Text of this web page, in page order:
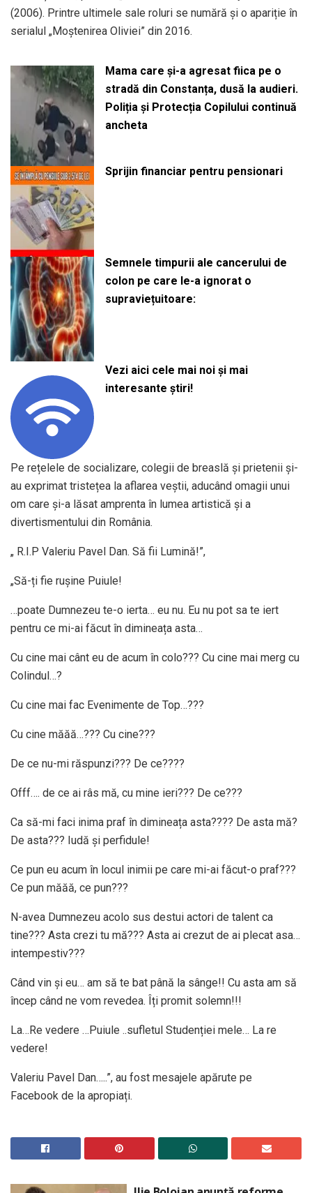
(2006). Printre ultimele sale roluri se numără și o apariție în
serialul „Moștenirea Oliviei” din 2016.
Mama care și-a agresat fiica pe o
stradă din Constanța, dusă la audieri.
Poliția și Protecția Copilului continuă
ancheta
Sprijin financiar pentru pensionari
Semnele timpurii ale cancerului de
colon pe care le-a ignorat o
supraviețuitoare:
Vezi aici cele mai noi și mai
interesante știri!
Pe rețelele de socializare, colegii de breaslă și prietenii și-
au exprimat tristețea la aflarea veștii, aducând omagii unui
om care și-a lăsat amprenta în lumea artistică și a
divertismentului din România.
„ R.I.P Valeriu Pavel Dan. Să fii Lumină!”,
„Să-ți fie rușine Puiule!
…poate Dumnezeu te-o ierta… eu nu. Eu nu pot sa te iert
pentru ce mi-ai făcut în dimineața asta…
Cu cine mai cânt eu de acum în colo??? Cu cine mai merg cu
Colindul…?
Cu cine mai fac Evenimente de Top…???
Cu cine măăă…??? Cu cine???
De ce nu-mi răspunzi??? De ce????
Offf…. de ce ai râs mă, cu mine ieri??? De ce???
Ca să-mi faci inima praf în dimineața asta???? De asta mă?
De asta??? Iudă și perfidule!
Ce pun eu acum în locul inimii pe care mi-ai făcut-o praf???
Ce pun măăă, ce pun???
N-avea Dumnezeu acolo sus destui actori de talent ca
tine??? Asta crezi tu mă??? Asta ai crezut de ai plecat asa…
intempestiv???
Când vin și eu… am să te bat până la sânge!! Cu asta am să
încep când ne vom revedea. Îți promit solemn!!!
La…Re vedere …Puiule ..sufletul Studenției mele… La re
vedere!
Valeriu Pavel Dan…..”, au fost mesajele apărute pe
Facebook de la apropiați.